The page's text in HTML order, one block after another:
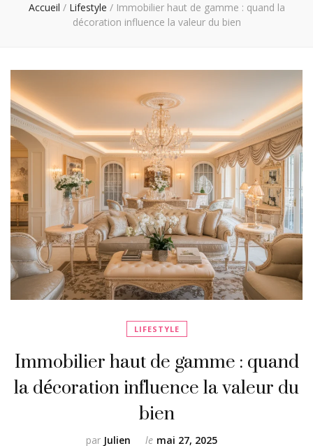
Accueil / Lifestyle / Immobilier haut de gamme : quand la
décoration influence la valeur du bien
LIFESTYLE
Immobilier haut de gamme : quand
la décoration influence la valeur du
bien
par Julien le mai 27, 2025